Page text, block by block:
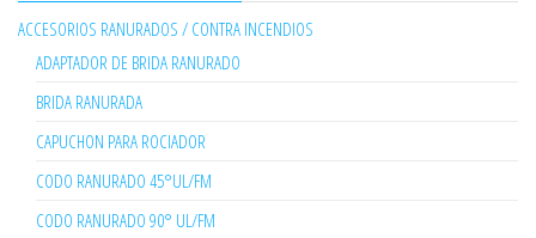
ACCESORIOS RANURADOS / CONTRA INCENDIOS
ADAPTADOR DE BRIDA RANURADO
BRIDA RANURADA
CAPUCHON PARA ROCIADOR
CODO RANURADO 45°UL/FM
CODO RANURADO 90° UL/FM